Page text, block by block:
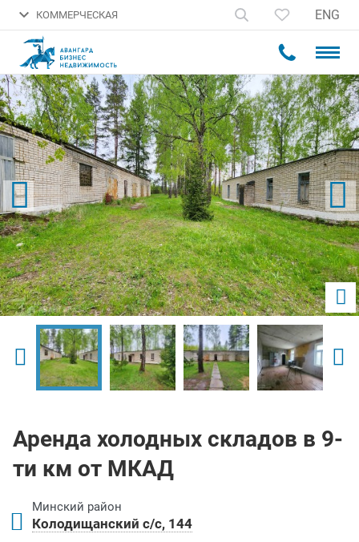
КОММЕРЧЕСКАЯ ENG
Аренда холодных складов в 9-
ти км от МКАД
Минский район
Колодищанский с/с, 144